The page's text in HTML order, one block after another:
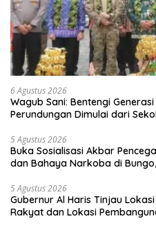
6 Agustus 2026
Wagub Sani: Bentengi
Perundungan Dimulai dari
5 Agustus 2026
Buka Sosialisasi Akbar
dan Bahaya Narkoba di
tangan”
5 Agustus 2026
Gubernur Al Haris Tinjau
Rakyat dan Lokasi